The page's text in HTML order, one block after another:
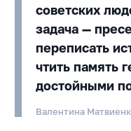
советских
задача —
переписать
чтить память
достойными
Валентина